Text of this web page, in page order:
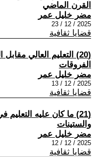
القرن الماضي
مضر خليل عمر
2025 / 12 / 23
قضايا ثقافية
(20) التعليم العالي
الفروقات
مضر خليل عمر
2025 / 12 / 13
قضايا ثقافية
(21) ما كان عليه
والستينات
مضر خليل عمر
2025 / 12 / 12
قضايا ثقافية